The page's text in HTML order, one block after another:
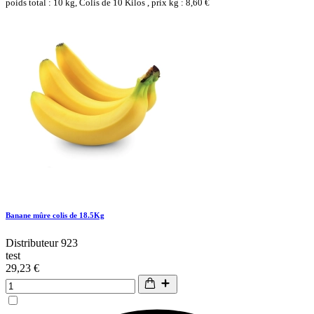
poids total : 10 kg, Colis de 10 Kilos , prix kg : 8,60 €
Banane mûre colis de 18.5Kg
Distributeur 923
test
29,23 €